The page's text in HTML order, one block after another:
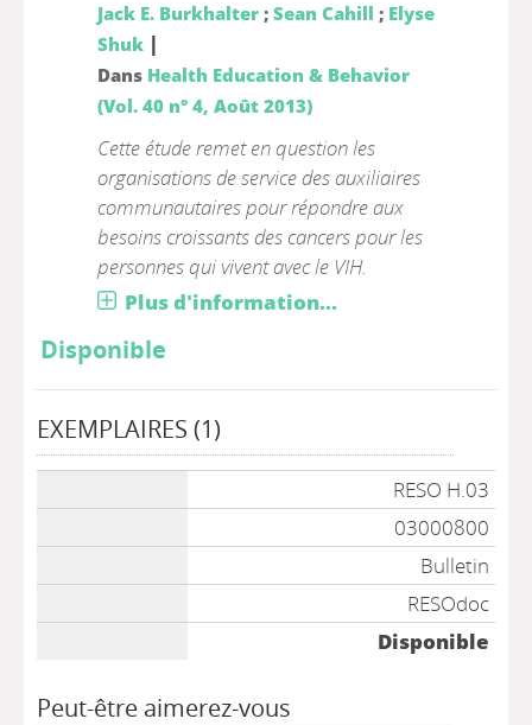
Jack E. Burkhalter; Sean Cahill ; Elyse
Shuk |
Dans Health Education & Behavior
(Vol. 40 n° 4, Août 2013)
Cette étude remet en question les
organisations de service des auxiliaires
communautaires pour répondre aux
besoins croissants des cancers pour les
personnes qui vivent avec le VIH.
Plus d'information...
Disponible
EXEMPLAIRES (1)
RESO H.03
03000800
Bulletin
RESOdoc
Disponible
Peut-être aimerez-vous